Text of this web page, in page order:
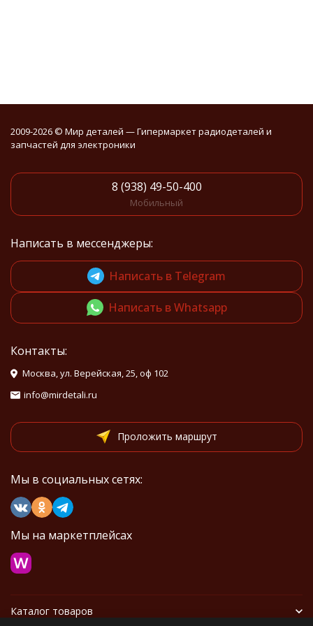
2009-2026 © Мир деталей — Гипермаркет радиодеталей и
запчастей для электроники
8 (938) 49-50-400
Мобильный
Написать в мессенджеры:
Написать в Telegram
Написать в Whatsapp
Контакты:
Москва, ул. Верейская, 25, оф 102
info@mirdetali.ru
Проложить маршрут
Мы в социальных сетях:
Мы на маркетплейсах
Каталог товаров